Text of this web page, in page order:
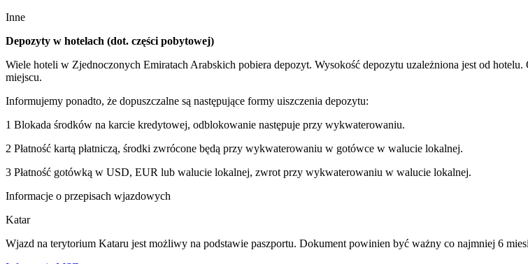
Inne
Depozyty w hotelach (dot. części pobytowej)
Wiele hoteli w Zjednoczonych Emiratach Arabskich pobiera depozyt. Wysokość depozytu uzależniona jest od
miejscu.
Informujemy ponadto, że dopuszczalne są następujące formy uiszczenia depozytu:
1 Blokada środków na karcie kredytowej, odblokowanie następuje przy wykwaterowaniu.
2 Płatność kartą płatniczą, środki zwrócone będą przy wykwaterowaniu w gotówce w walucie lokalnej.
3 Płatność gotówką w USD, EUR lub walucie lokalnej, zwrot przy wykwaterowaniu w walucie lokalnej.
Informacje o przepisach wjazdowych
Katar
Wjazd na terytorium Kataru jest możliwy na podstawie paszportu. Dokument powinien być ważny co najmniej 6